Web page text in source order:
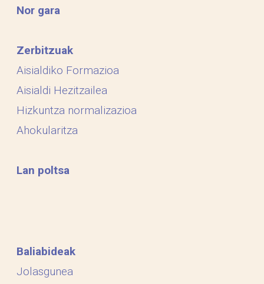
Nor gara
Zerbitzuak
Aisialdiko Formazioa
Aisialdi Hezitzailea
Hizkuntza normalizazioa
Ahokularitza
Lan poltsa
Baliabideak
Jolasgunea